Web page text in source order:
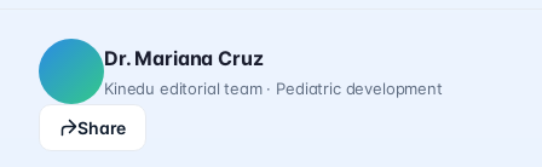
Dr. Mariana Cruz
Kinedu editorial team · Pediatric development
Share